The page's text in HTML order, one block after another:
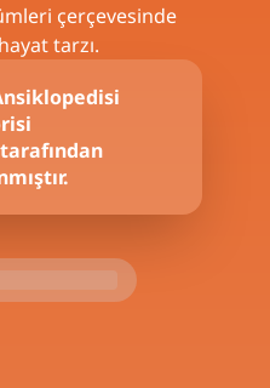
çerçevesinde
tarzı.